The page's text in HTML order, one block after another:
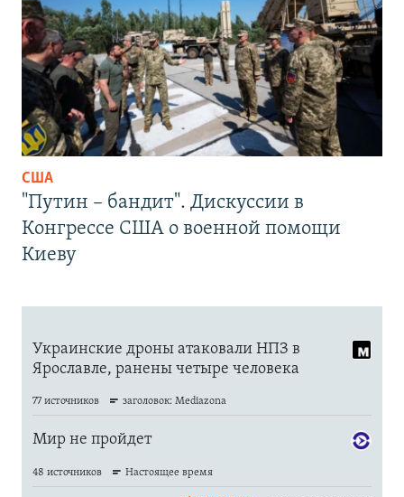
США
"Путин – бандит". Дискуссии в
Конгрессе США о военной помощи
Киеву